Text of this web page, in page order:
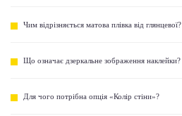
Чим відрізняється матова плівка від глянцевої?
Що означає дзеркальне зображення наклейки?
Для чого потрібна опція «Колір стіни»?